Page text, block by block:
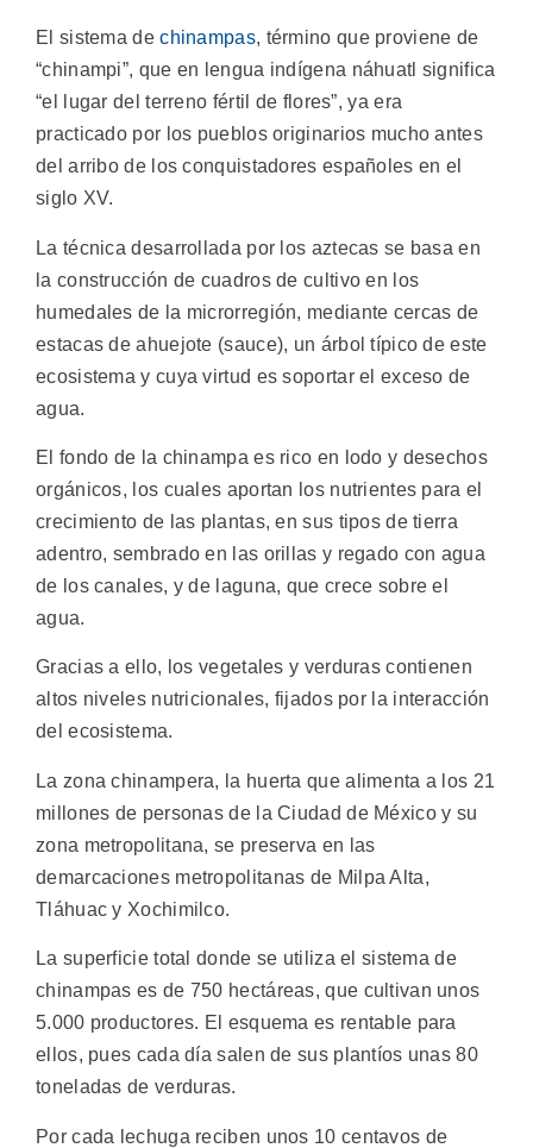
El sistema dechinampas, término que proviene de
“chinampi”, que en lengua indígena náhuatl significa
“el lugar del terreno fértil de flores”, ya era
practicado por los pueblos originarios mucho antes
del arribo de los conquistadores españoles en el
siglo XV.
La técnica desarrollada por los aztecas se basa en
la construcción de cuadros de cultivo en los
humedales de la microrregión, mediante cercas de
estacas de ahuejote (sauce), un árbol típico de este
ecosistema y cuya virtud es soportar el exceso de
agua.
El fondo de la chinampa es rico en lodo y desechos
orgánicos, los cuales aportan los nutrientes para el
crecimiento de las plantas, en sus tipos de tierra
adentro, sembrado en las orillas y regado con agua
de los canales, y de laguna, que crece sobre el
agua.
Gracias a ello, los vegetales y verduras contienen
altos niveles nutricionales, fijados por la interacción
del ecosistema.
La zona chinampera, la huerta que alimenta a los 21
millones de personas de la Ciudad de México y su
zona metropolitana, se preserva en las
demarcaciones metropolitanas de Milpa Alta,
Tláhuac y Xochimilco.
La superficie total donde se utiliza el sistema de
chinampas es de 750 hectáreas, que cultivan unos
5.000 productores. El esquema es rentable para
ellos, pues cada día salen de sus plantíos unas 80
toneladas de verduras.
Por cada lechuga reciben unos 10 centavos de